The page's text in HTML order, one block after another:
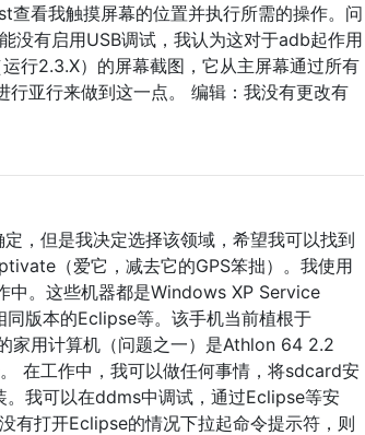
看我触摸屏幕的位置并执行所需的操作。问
没有启用USB调试，我认为这对于adb起作用
行2.3.X）的屏幕截图，它从主屏幕通过所有
亚行来做到这一点。 编辑：我没有更改有
，但是我决定选择该领域，希望我可以找到
（爱它，减去它的GPS笨拙）。我使用
中。这些机器都是Windows XP Service
版本的Eclipse等。该手机当前植根于
家用计算机（问题之一）是Athlon 64 2.2
在工作中，我可以做任何事情，将sdcard安
我可以在ddms中调试，通过Eclipse等安
有打开Eclipse的情况下拉起命令提示符，则